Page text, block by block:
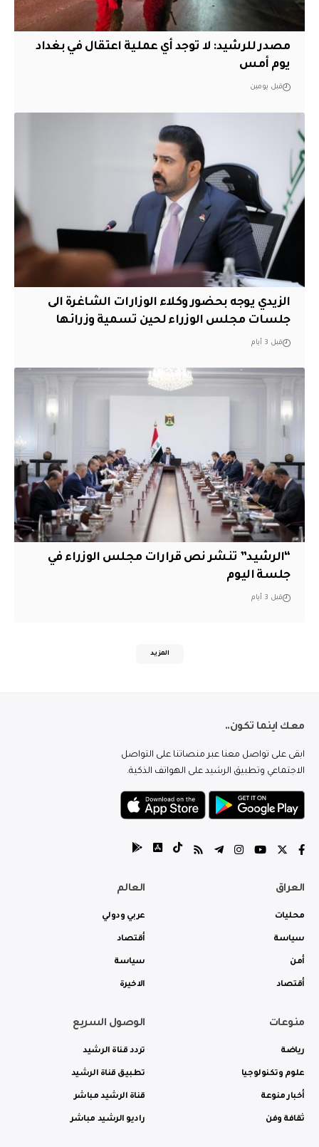
مصدر للرشيد: لا توجد أي عملية اعتقال في بغداد
يوم أمس
قبل يومين
الزيدي يوجه بحضور وكلاء الوزارات الشاغرة الى
جلسات مجلس الوزراء لحين تسمية وزرائها
قبل 3 أيام
“الرشيد” تنشر نص قرارات مجلس الوزراء في
جلسة اليوم
قبل 3 أيام
المزيد
معك اينما تكون..
ابقى على تواصل معنا عبر منصاتنا على التواصل
الاجتماعي وتطبيق الرشيد على الهواتف الذكية.
العراق
محليات
سياسة
أمن
أقتصاد
العالم
عربي ودولي
أقتصاد
سياسة
الاخيرة
منوعات
رياضة
علوم وتكنولوجيا
أخبار منوعة
ثقافة وفن
الوصول السريع
تردد قناة الرشيد
تطبيق قناة الرشيد
قناة الرشيد مباشر
راديو الرشيد مباشر